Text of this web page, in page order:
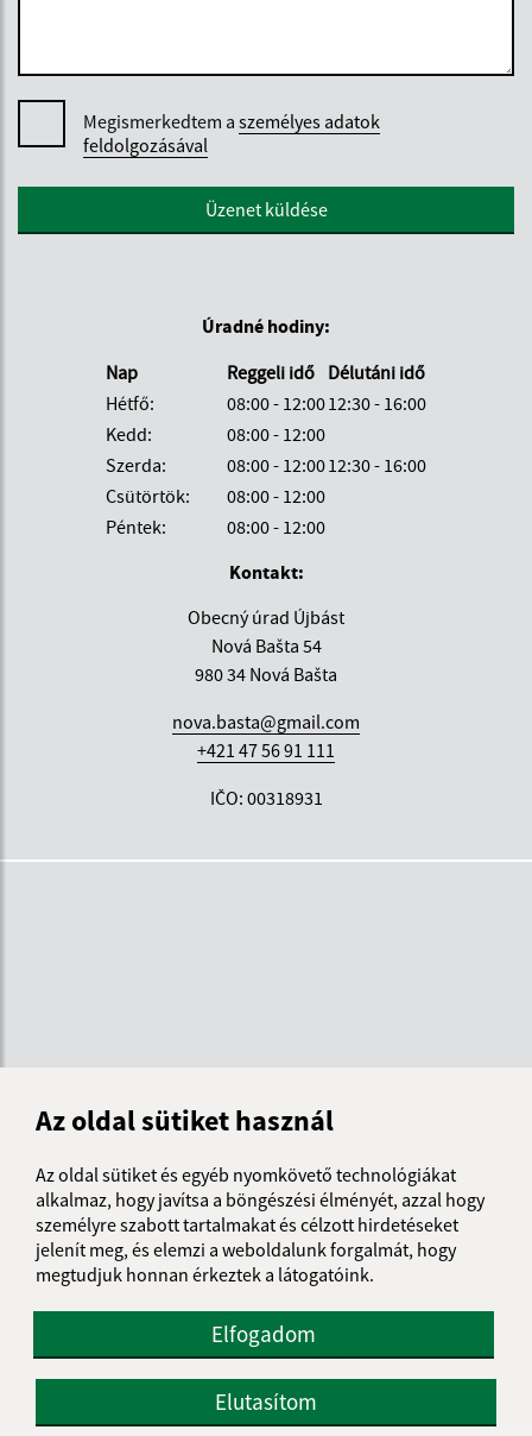
Az oldal sütiket használ
Az oldal sütiket és egyéb nyomkövető technológiákat
alkalmaz, hogy javítsa a böngészési élményét, azzal hogy
személyre szabott tartalmakat és célzott hirdetéseket
jelenít meg, és elemzi a weboldalunk forgalmát, hogy
megtudjuk honnan érkeztek a látogatóink.
Elfogadom
Elutasítom
Megismerkedtem a személyes adatok
feldolgozásával
Google reCaptcha ResponseÜzenet küldése
Úradné hodiny:
Nap
Reggeli idő Délutáni idő
Hétfő:
08:00 - 12:0012:30 - 16:00
Kedd:
08:00 - 12:00
Szerda:
08:00 - 12:0012:30 - 16:00
Csütörtök:
08:00 - 12:00
Péntek:
08:00 - 12:00
Kontakt:
Obecný úrad Újbást
Nová Bašta 54
980 34 Nová Bašta
nova.basta@gmail.com
+421 47 56 91 111
IČO: 00318931
Az oldalról:
Hozzáférhetőségi nyilatkozat
Szerzői jog
Személyes adatok védelme
Navigáció: